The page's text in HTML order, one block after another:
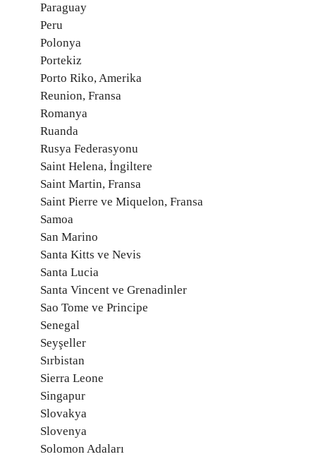
Paraguay
Peru
Polonya
Portekiz
Porto Riko, Amerika
Reunion, Fransa
Romanya
Ruanda
Rusya Federasyonu
Saint Helena, İngiltere
Saint Martin, Fransa
Saint Pierre ve Miquelon, Fransa
Samoa
San Marino
Santa Kitts ve Nevis
Santa Lucia
Santa Vincent ve Grenadinler
Sao Tome ve Principe
Senegal
Seyşeller
Sırbistan
Sierra Leone
Singapur
Slovakya
Slovenya
Solomon Adaları